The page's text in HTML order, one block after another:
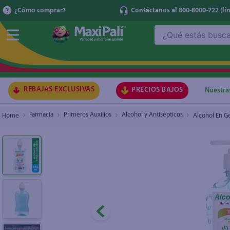
¿Cómo comprar? Contáctanos al 800-8000-722
REBAJAS EXCLUSIVAS PRECIOS BAJOS
Farmacia Primeros Auxilios Alcohol y Antisépticos Alcohol En
Alcohol En Gel Trivoli, Con Aloe -455 ml
1.
2.
8.